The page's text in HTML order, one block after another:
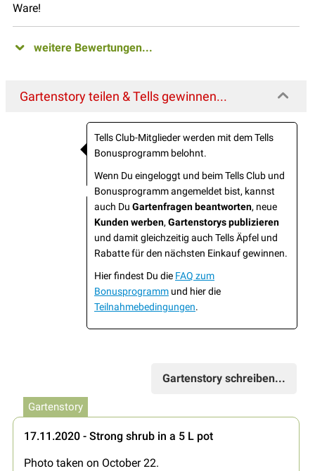
Ware!
weitere Bewertungen...
Gartenstory teilen & Tells gewinnen...
Tells Club-Mitglieder werden mit dem Tells
Bonusprogramm belohnt.
Wenn Du eingeloggt und beim Tells Club und
Bonusprogramm angemeldet bist, kannst
auch Du Gartenfragen beantworten, neue
Kunden werben, Gartenstorys publizieren
und damit gleichzeitig auch Tells Äpfel und
Rabatte für den nächsten Einkauf gewinnen.
Hier findest Du die FAQ zum
Bonusprogramm und hier die
Teilnahmebedingungen.
Gartenstory schreiben...
Gartenstory
17.11.2020 - Strong shrub in a 5 L pot
Photo taken on October 22.